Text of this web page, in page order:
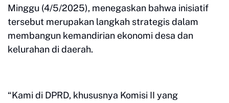
Minggu (4/5/2025), menegaskan bahwa inisiatif
tersebut merupakan langkah strategis dalam
membangun kemandirian ekonomi desa dan
kelurahan di daerah.
“Kami di DPRD, khususnya Komisi II yang